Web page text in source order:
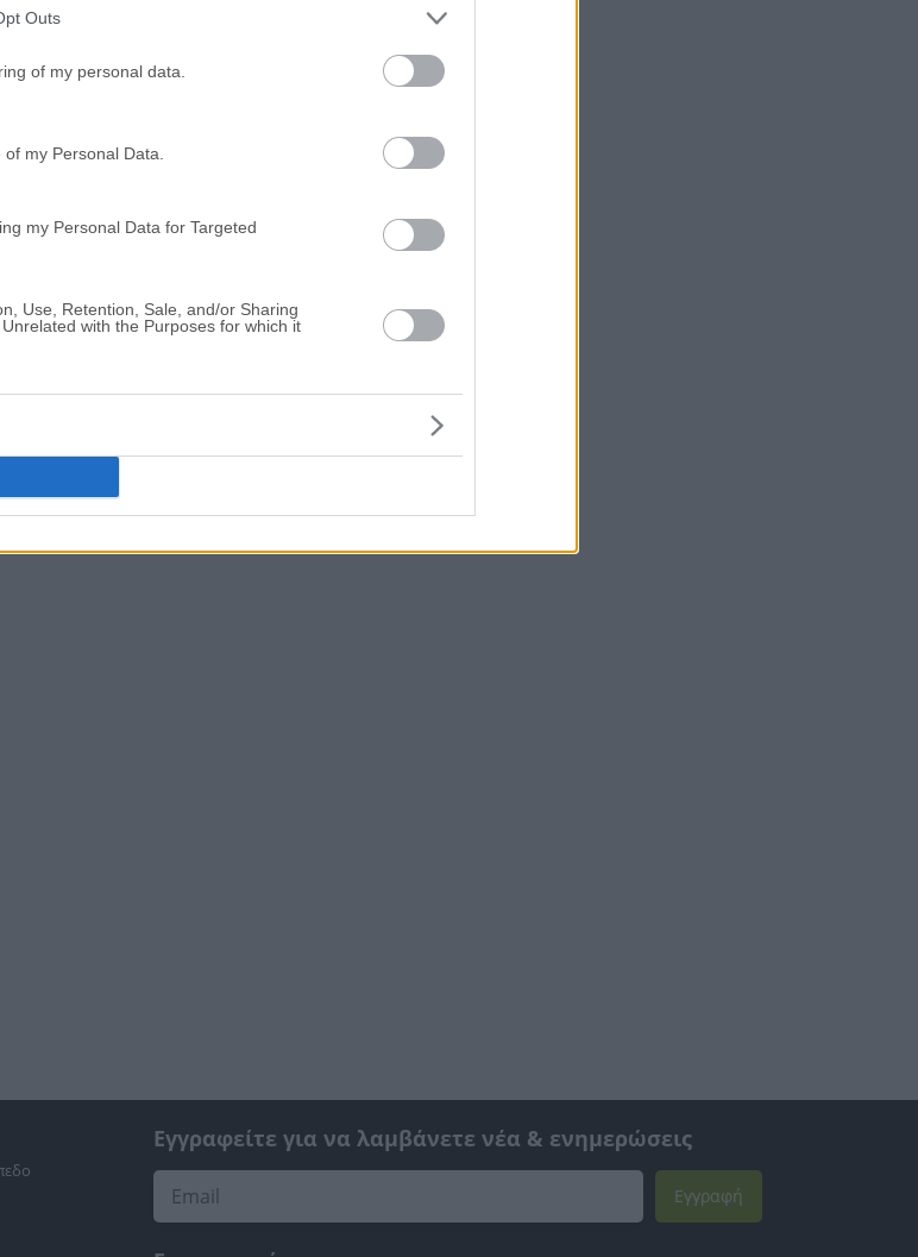
Outs
of my personal data.
my Personal Data.
my Personal Data for Targeted
Use, Retention, Sale, and/or Sharing
with the Purposes for which it
Εγγραφείτε για να λαμβάνετε νέα & ενημερώσεις
Εγγραφή